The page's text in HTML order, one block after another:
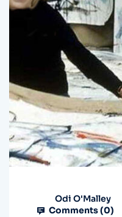
Odi O'Malley
Comments (0)